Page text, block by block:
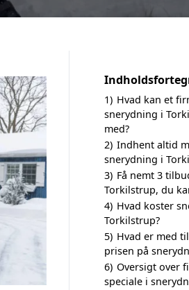
1) Hvad kan et
snerydning i
med?
2) Indhent altid
snerydning i
3) Få nemt 3
Torkilstrup, du
4) Hvad koster
Torkilstrup?
5) Hvad er med
prisen på
6) Oversigt over
speciale i